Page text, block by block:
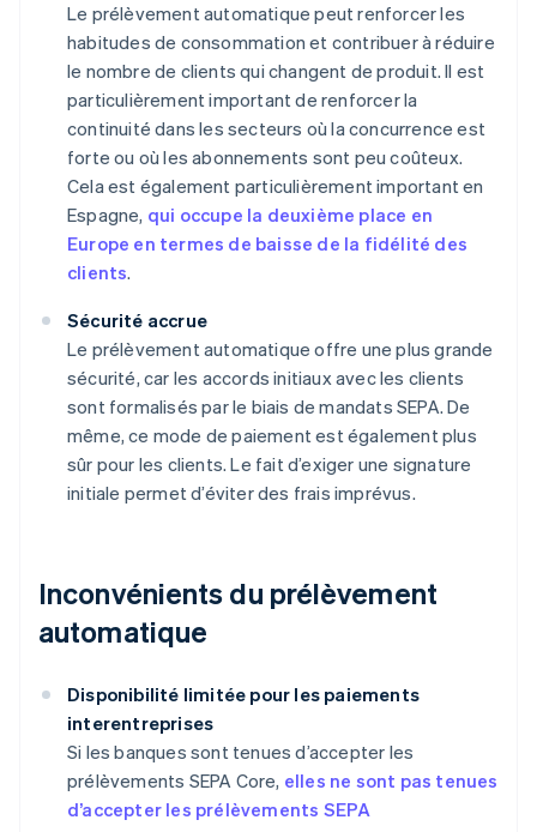
Le prélèvement automatique peut renforcer les
habitudes de consommation et contribuer à réduire
le nombre de clients qui changent de produit. Il est
particulièrement important de renforcer la
continuité dans les secteurs où la concurrence est
forte ou où les abonnements sont peu coûteux.
Cela est également particulièrement important en
Espagne, qui occupe la deuxième place en
Europe en termes de baisse de la fidélité des
clients.
Sécurité accrue
Le prélèvement automatique offre une plus grande
sécurité, car les accords initiaux avec les clients
sont formalisés par le biais de mandats SEPA. De
même, ce mode de paiement est également plus
sûr pour les clients. Le fait d’exiger une signature
initiale permet d’éviter des frais imprévus.
Inconvénients du prélèvement
automatique
Disponibilité limitée pour les paiements
interentreprises
Si les banques sont tenues d’accepter les
prélèvements SEPA Core, elles ne sont pas tenues
d’accepter les prélèvements SEPA